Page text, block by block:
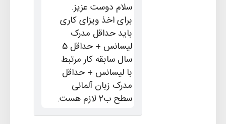
سلام دوست عزیز.
برای اخذ ویزای کاری
باید حداقل مدرک
لیسانس + حداقل 5
سال سابقه کار مرتبط
با لیسانس + حداقل
مدرک زبان آلمانی
سطح ب2 لازم هست.